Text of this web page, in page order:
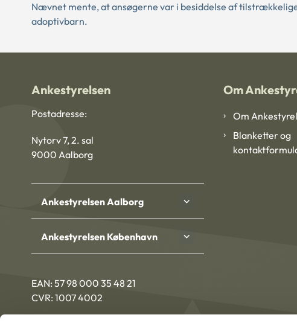
Nævnet mente, at ansøgerne var i besiddelse af
adoptivbarn.
Ankestyrelsen
Postadresse:
Nytorv 7, 2. sal
9000 Aalborg
Ankestyrelsen Aalborg
Ankestyrelsen København
EAN: 57 98 000 35 48 21
CVR: 1007 4002
Om
Om
Blanketter og